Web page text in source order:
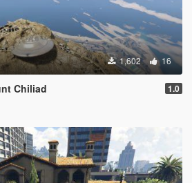
1,602 16
Chiliad 1.0